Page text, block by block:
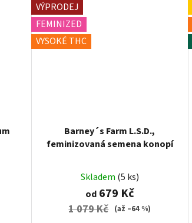
VÝPRODEJ
FEMINIZED
VYSOKÉ THC
Barney´s Farm L.S.D.,
feminizovaná semena konopí
Skladem (5 ks)
od679 Kč
1 079 Kč (až –64 %)